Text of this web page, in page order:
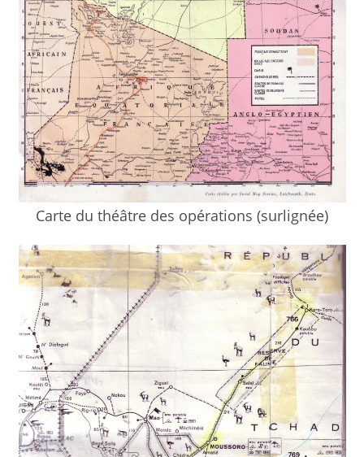
Carte du théâtre des opérations (surlignée)